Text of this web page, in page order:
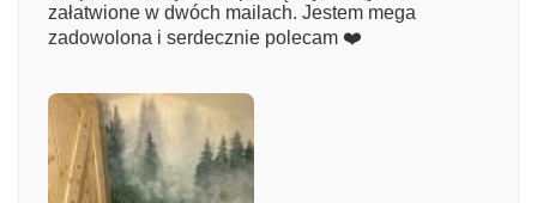
załatwione w dwóch mailach. Jestem mega
zadowolona i serdecznie polecam ❤️